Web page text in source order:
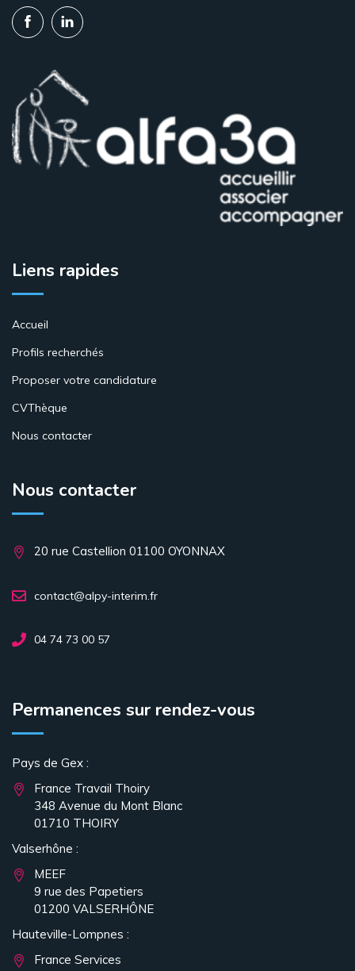
Liens rapides
Accueil
Profils recherchés
Proposer votre candidature
CVThèque
Nous contacter
Nous contacter
20 rue Castellion 01100 OYONNAX
contact@alpy-interim.fr
04 74 73 00 57
Permanences sur rendez-vous
Pays de Gex :
France Travail Thoiry
348 Avenue du Mont Blanc
01710 THOIRY
Valserhône :
MEEF
9 rue des Papetiers
01200 VALSERHÔNE
Hauteville-Lompnes :
France Services